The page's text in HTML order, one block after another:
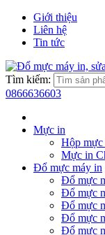
Giới thiệu
Liên hệ
Tin tức
Tìm kiếm:
0866636603
Mực in
Hộp mực
Mực in
Đổ mực máy in
Đổ mực
Đổ mực
Đổ mực
Đổ mực
Đổ mực